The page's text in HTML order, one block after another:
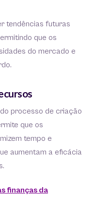
tendências futuras
que os
do mercado e
processo de criação
que os
tempo e
aumentam a eficácia
finanças da